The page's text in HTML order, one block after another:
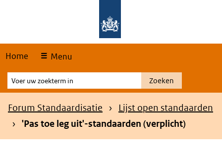
Home Menu
Voer
uw
zoekterm
Zoeken
Kruimelpad
Forum Standaardisatie
Lijst open standaarden
'Pas toe leg uit'-standaarden (verplicht)